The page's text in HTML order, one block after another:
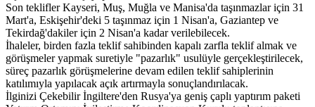
Son teklifler Kayseri, Muş, Muğla ve Manisa'da taşınmazlar için 31
Mart'a, Eskişehir'deki 5 taşınmaz için 1 Nisan'a, Gaziantep ve
Tekirdağ'dakiler için 2 Nisan'a kadar verilebilecek.
İhaleler, birden fazla teklif sahibinden kapalı zarfla teklif almak ve
görüşmeler yapmak suretiyle "pazarlık" usulüyle gerçekleştirilecek,
süreç pazarlık görüşmelerine devam edilen teklif sahiplerinin
katılımıyla yapılacak açık artırmayla sonuçlandırılacak.
İlginizi Çekebilir İngiltere'den Rusya'ya geniş çaplı yaptırım paketi